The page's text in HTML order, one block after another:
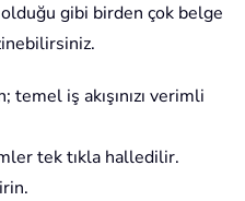
gibi birden çok belge
iş akışınızı verimli
tek tıkla halledilir.